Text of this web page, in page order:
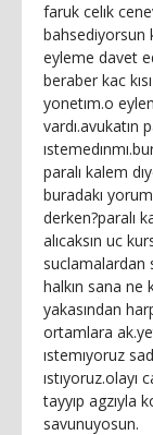
faruk celık
bahsediyorsun
eyleme davet
beraber kac
yonetım.o
vardı.avukatın
paralı kalem
buradakı
derken?paralı
alıcaksın uc
suclamalardan
halkın sana ne
yakasından
ortamlara
ıstemıyoruz
ıstıyoruz.olayı
tayyıp agzıyla
savunuyosun.